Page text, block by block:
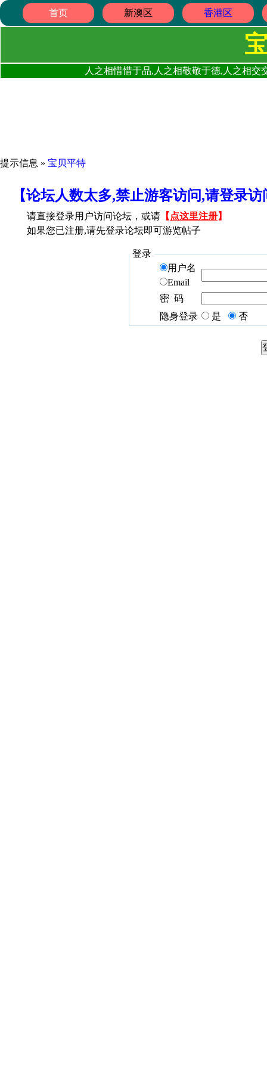
首页 新澳区 香港区
人之相惜惜于品,人之相敬敬于德,人之相
提示信息 » 宝贝平特
【论坛人数太多,禁止游客访问,请登录
请直接登录用户访问论坛，或请 【 点这里注册】
如果您已注册,请先登录论坛即可游览帖子
登录
用户名
Email
密 码
隐身登录
是 否